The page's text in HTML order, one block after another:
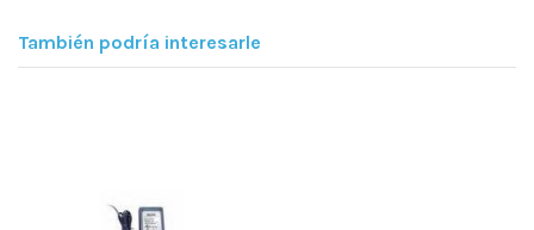
También podría interesarle